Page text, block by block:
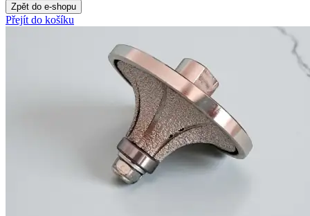
Zpět do e-shopu
Přejít do košíku